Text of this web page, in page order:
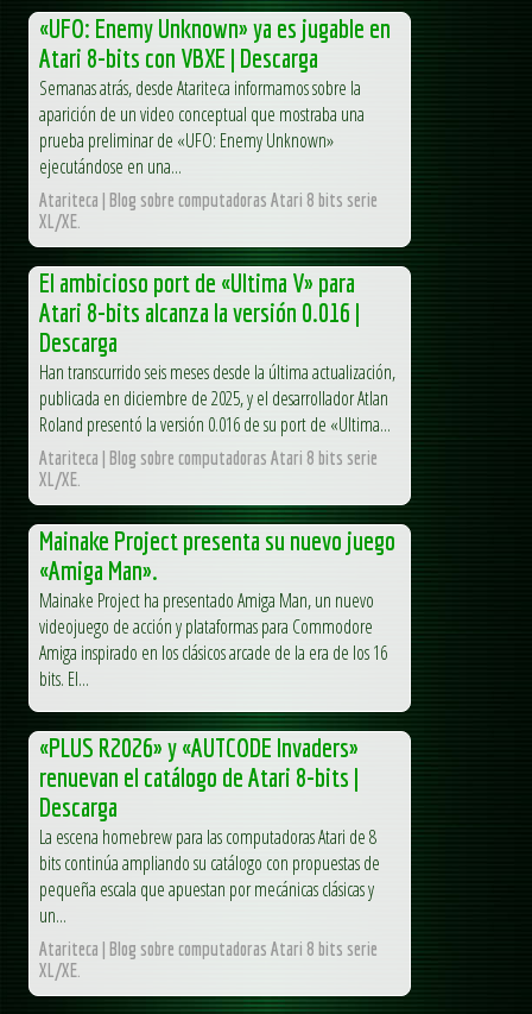
«UFO: Enemy Unknown» ya es jugable en
Atari 8-bits con VBXE | Descarga
Semanas atrás, desde Atariteca informamos sobre la
aparición de un video conceptual que mostraba una
prueba preliminar de «UFO: Enemy Unknown»
ejecutándose en una...
Atariteca | Blog sobre computadoras Atari 8 bits serie
XL/XE.
El ambicioso port de «Ultima V» para
Atari 8-bits alcanza la versión 0.016 |
Descarga
Han transcurrido seis meses desde la última actualización,
publicada en diciembre de 2025, y el desarrollador Atlan
Roland presentó la versión 0.016 de su port de «Ultima...
Atariteca | Blog sobre computadoras Atari 8 bits serie
XL/XE.
Mainake Project presenta su nuevo juego
«Amiga Man».
Mainake Project ha presentado Amiga Man, un nuevo
videojuego de acción y plataformas para Commodore
Amiga inspirado en los clásicos arcade de la era de los 16
bits. El...
«PLUS R2026» y «AUTCODE Invaders»
renuevan el catálogo de Atari 8-bits |
Descarga
La escena homebrew para las computadoras Atari de 8
bits continúa ampliando su catálogo con propuestas de
pequeña escala que apuestan por mecánicas clásicas y
un...
Atariteca | Blog sobre computadoras Atari 8 bits serie
XL/XE.